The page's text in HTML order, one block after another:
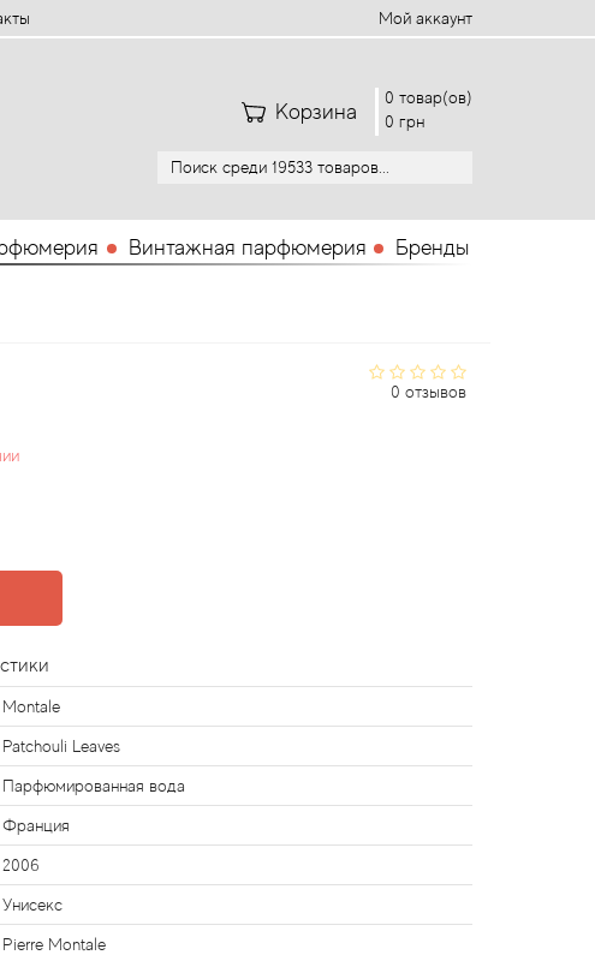
Мой аккаунт
Корзина
0 товар(ов)
0 грн
Винтажная парфюмерия Бренды
0 отзывов
Montale
Patchouli Leaves
Парфюмированная вода
Франция
2006
Унисекс
Pierre Montale